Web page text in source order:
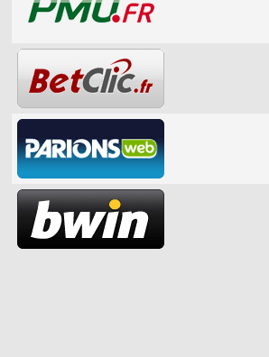
LES STADES
HISTORIQUE
COUPE DES CONFÉDÉRATIONS